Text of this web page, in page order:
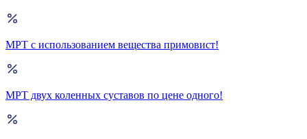
МРТ с использованием вещества примовист!
МРТ двух коленных суставов по цене одного!